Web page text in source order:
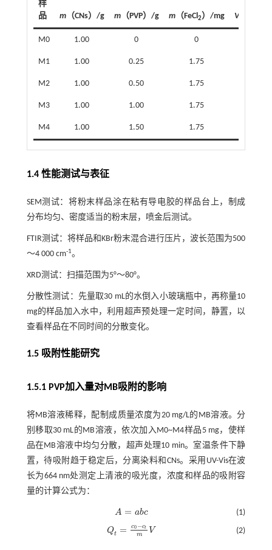
样
品
m（CNs）/g m（PVP）/g m（FeCl2）/mg V
M0 1.00 0 0
M1 1.00 0.25 1.75
M2 1.00 0.50 1.75
M3 1.00 1.00 1.75
M4 1.00 1.50 1.75
1.4 性能测试与表征
SEM测试：将粉末样品涂在粘有导电胶的样品台上，制成
分布均匀、密度适当的粉末层，喷金后测试。
FTIR测试：将样品和KBr粉末混合进行压片，波长范围为500
～4 000 cm-1。
XRD测试：扫描范围为5°～80°。
分散性测试：先量取30 mL的水倒入小玻璃瓶中，再称量10
mg的样品加入水中，利用超声预处理一定时间，静置，以
查看样品在不同时间的分散变化。
1.5 吸附性能研究
1.5.1 PVP加入量对MB吸附的影响
将MB溶液稀释，配制成质量浓度为20 mg/L的MB溶液。分
别移取30 mL的MB溶液，依次加入M0~M4样品5 mg，使样
品在MB溶液中均匀分散，超声处理10 min。室温条件下静
置，待吸附趋于稳定后，分离染料和CNs。采用UV-Vis在波
长为664 nm处测定上清液的吸光度，浓度和样品的吸附容
量的计算公式为：
A = abc
A= ab c (1)
Qt = c0 −ct
m V
Qt= c0 ctmV (2)